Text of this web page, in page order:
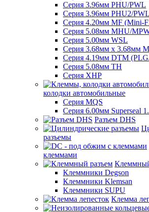
Серия 3.96мм PHU/PWL
Серия 3.96мм PHU2/
Серия 4.20мм MF (Mini-
Серия 5.08мм MHU/
Серия 5.00мм WSL
Серия 3.68мм х 3.68мм
Серия 4.19мм DTM
Серия 5.08мм TH
Серия XHP
колодки автомобильные
Серия MQS
Серия 6.00мм Superseal
Разъем DHS
разъемы
клеммами
Клеммники Degson
Клеммники Klemsan
Клеммники SUPU
Клемма